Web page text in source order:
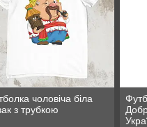
чоловіча біла
з трубкою